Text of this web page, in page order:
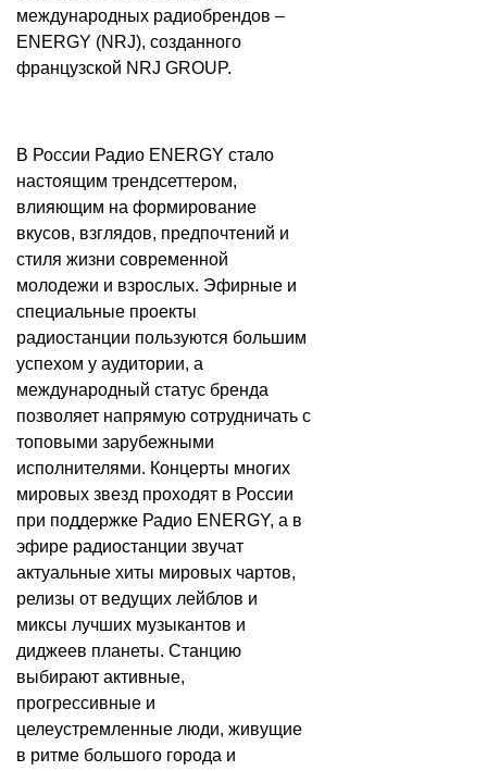
международных радиобрендов –
ENERGY (NRJ), созданного
французской NRJ GROUP.
В России Радио ENERGY стало
настоящим трендсеттером,
влияющим на формирование
вкусов, взглядов, предпочтений и
стиля жизни современной
молодежи и взрослых. Эфирные и
специальные проекты
радиостанции пользуются большим
успехом у аудитории, а
международный статус бренда
позволяет напрямую сотрудничать с
топовыми зарубежными
исполнителями. Концерты многих
мировых звезд проходят в России
при поддержке Радио ENERGY, а в
эфире радиостанции звучат
актуальные хиты мировых чартов,
релизы от ведущих лейблов и
миксы лучших музыкантов и
диджеев планеты. Станцию
выбирают активные,
прогрессивные и
целеустремленные люди, живущие
в ритме большого города и